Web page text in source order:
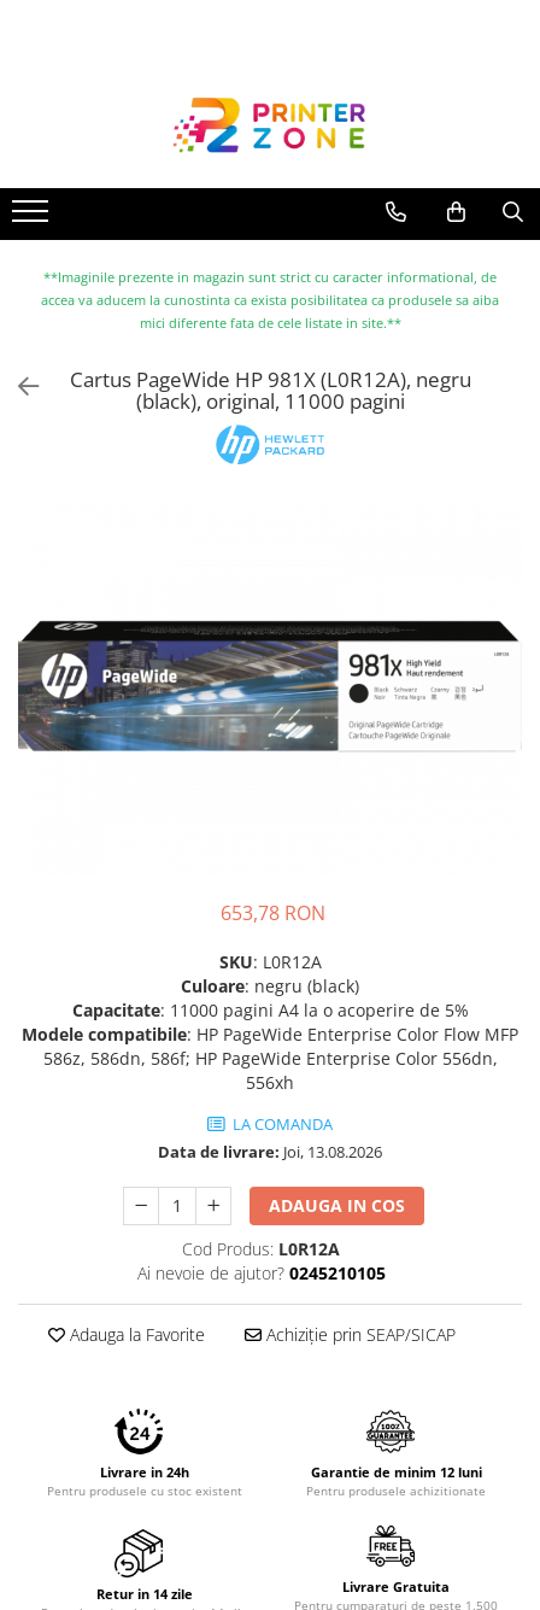
Imprimante cu jet
Multifunctionale laser
Multifunctionale cu jet
Imprimante etichete
Scanere
Tonere
Drum unit
Capete imprimare
Cartuse inkjet si cerneala
Cartuse compatibile
Drum unit compatibile
Printare 3D
Accesorii imprimante 3D
Laptopuri / notebookuri
Laptopuri gaming
Laptop-uri 2 in 1
Piese si accesorii
Accesorii Printing
**Imaginile prezente in magazin sunt strict cu caracter informational, de
accea va aducem la cunostinta ca exista posibilitatea ca produsele sa aiba
mici diferente fata de cele listate in site.**
Cartus PageWide HP 981X (L0R12A), negru
(black), original, 11000 pagini
653,78 RON
SKU: L0R12A
Culoare: negru (black)
Capacitate: 11000 pagini A4 la o acoperire de 5%
Modele compatibile: HP PageWide Enterprise Color Flow MFP
586z, 586dn, 586f; HP PageWide Enterprise Color 556dn,
556xh
LA COMANDA
Data de livrare: Joi, 13.08.2026
ADAUGA IN COS
Cod Produs: L0R12A
Ai nevoie de ajutor? 0245210105
Adauga la Favorite Achiziție prin SEAP/SICAP
Livrare in 24h
Pentru produsele cu stoc existent
Garantie de minim 12 luni
Pentru produsele achizitionate
Retur in 14 zile Livrare Gratuita
Pentru cumparaturi de peste 1.500